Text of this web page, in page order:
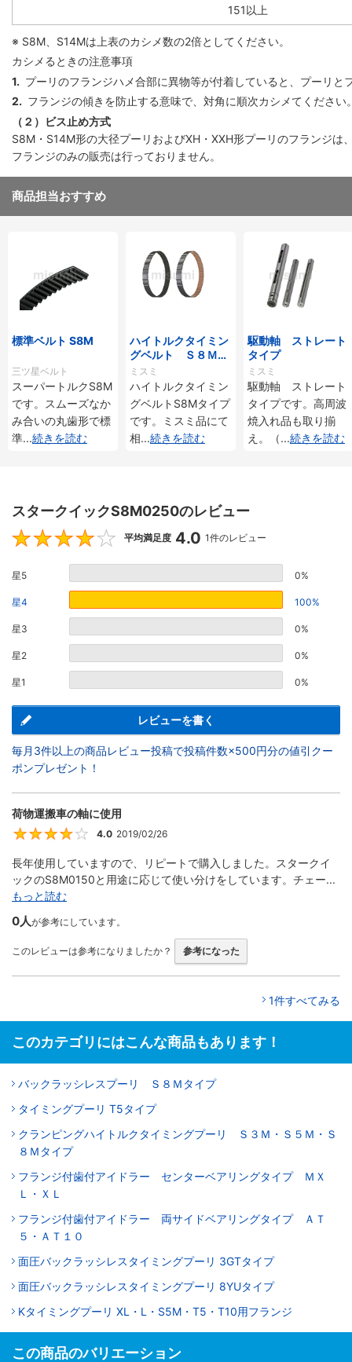
151以上
※ S8M、S14Mは上表のカシメ数の2倍としてください。
カシメるときの注意事項
1. プーリのフランジハメ合部に異物等が付着していると、プーリ
2. フランジの傾きを防止する意味で、対角に順次カシメてください
（２）ビス止め方式
S8M・S14M形の大径プーリおよびXH・XXH形プーリのフランジ
フランジのみの販売は行っておりません。
商品担当おすすめ
標準ベルト S8M
三ツ星ベルト
スーパートルクS8M
です。スムーズなか
み合いの丸歯形で標
準...続きを読む
ハイトルクタイミン
グベルト Ｓ８Ｍタ
イプ
ミスミ
ハイトルクタイミン
グベルトS8Mタイプ
です。ミスミ品にて
相...続きを読む
駆動軸 ストレート
タイプ
ミスミ
駆動軸 ストレート
タイプです。高周波
焼入れ品も取り揃
え。（...続きを読む
スタークイックS8M0250のレビュー
4
平均満足度 4.0 1件のレビュー
星5 0%
星4 100%
星3 0%
星2 0%
星1 0%
レビューを書く
毎月3件以上の商品レビュー投稿で投稿件数×500円分の値引クー
ポンプレゼント！
荷物運搬車の軸に使用
4
4.0 2019/02/26
長年使用していますので、リピートで購入しました。スタークイ
ックのS8M0150と用途に応じて使い分けをしています。チェー...
もっと読む
0人が参考にしています。
このレビューは参考になりましたか？ 参考になった
1件すべてみる
このカテゴリにはこんな商品もあります！
バックラッシレスプーリ Ｓ８Ｍタイプ
タイミングプーリ T5タイプ
クランピングハイトルクタイミングプーリ Ｓ３Ｍ・Ｓ５Ｍ・Ｓ
８Ｍタイプ
フランジ付歯付アイドラー センターベアリングタイプ ＭＸ
Ｌ・ＸＬ
フランジ付歯付アイドラー 両サイドベアリングタイプ ＡＴ
５・ＡＴ１０
面圧バックラッシレスタイミングプーリ 3GTタイプ
面圧バックラッシレスタイミングプーリ 8YUタイプ
Kタイミングプーリ XL・L・S5M・T5・T10用フランジ
この商品のバリエーション